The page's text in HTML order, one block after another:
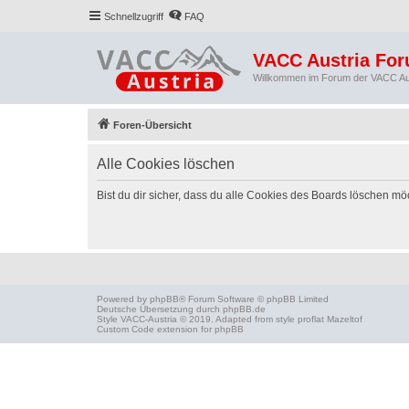
Schnellzugriff FAQ
VACC Austria
Willkommen im Forum der VACC
Foren-Übersicht
Alle Cookies löschen
Bist du dir sicher, dass du alle Cookies des Boards löschen
Powered by phpBB® Forum Software © phpBB Limited
Deutsche Übersetzung durch phpBB.de
Style VACC-Austria © 2019. Adapted from style proflat Mazeltof
Custom Code extension for phpBB